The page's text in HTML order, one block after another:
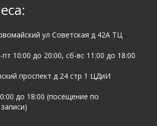
ул Cоветская д 42А ТЦ
10:00 до 20:00, сб-вс 11:00 до 18:00
проспект д 24 стр 1 ЦДиИ
до 18:00 (посещение по